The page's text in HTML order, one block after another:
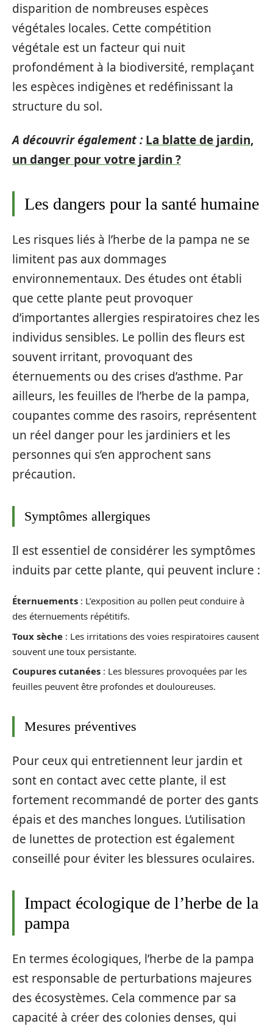
disparition de nombreuses espèces
végétales locales. Cette compétition
végétale est un facteur qui nuit
profondément à la biodiversité, remplaçant
les espèces indigènes et redéfinissant la
structure du sol.
A découvrir également : La blatte de jardin,
un danger pour votre jardin ?
Les dangers pour la santé humaine
Les risques liés à l’herbe de la pampa ne se
limitent pas aux dommages
environnementaux. Des études ont établi
que cette plante peut provoquer
d’importantes allergies respiratoires chez les
individus sensibles. Le pollin des fleurs est
souvent irritant, provoquant des
éternuements ou des crises d’asthme. Par
ailleurs, les feuilles de l’herbe de la pampa,
coupantes comme des rasoirs, représentent
un réel danger pour les jardiniers et les
personnes qui s’en approchent sans
précaution.
Symptômes allergiques
Il est essentiel de considérer les symptômes
induits par cette plante, qui peuvent inclure :
Éternuements : L’exposition au pollen peut conduire à
des éternuements répétitifs.
Toux sèche : Les irritations des voies respiratoires causent
souvent une toux persistante.
Coupures cutanées : Les blessures provoquées par les
feuilles peuvent être profondes et douloureuses.
Mesures préventives
Pour ceux qui entretiennent leur jardin et
sont en contact avec cette plante, il est
fortement recommandé de porter des gants
épais et des manches longues. L’utilisation
de lunettes de protection est également
conseillé pour éviter les blessures oculaires.
Impact écologique de l’herbe de la
pampa
En termes écologiques, l’herbe de la pampa
est responsable de perturbations majeures
des écosystèmes. Cela commence par sa
capacité à créer des colonies denses, qui